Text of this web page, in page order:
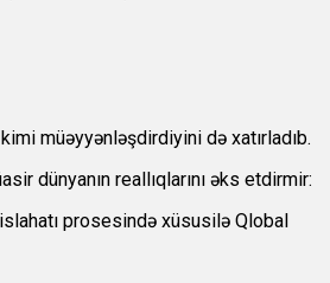
müəyyənləşdirdiyini də xatırladıb.
dünyanın reallıqlarını əks etdirmir:
prosesində xüsusilə Qlobal